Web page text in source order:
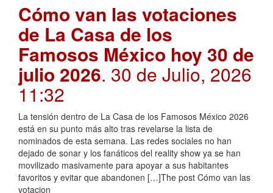
Cómo van las votaciones
de La Casa de los
Famosos México hoy 30 de
julio 2026. 30 de Julio, 2026
11:32
La tensión dentro de La Casa de los Famosos México 2026
está en su punto más alto tras revelarse la lista de
nominados de esta semana. Las redes sociales no han
dejado de sonar y los fanáticos del reality show ya se han
movilizado masivamente para apoyar a sus habitantes
favoritos y evitar que abandonen […]The post Cómo van las
votacion